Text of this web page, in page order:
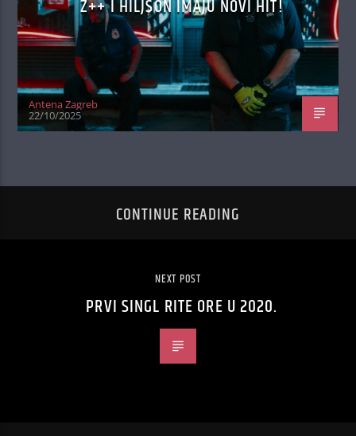
Z++ I HILJSON IMAJU NOVI HIT!
Antena Zagreb
22/10/2025
CONTINUE READING
NEXT POST
PRVI SINGL RITE ORE U 2020.